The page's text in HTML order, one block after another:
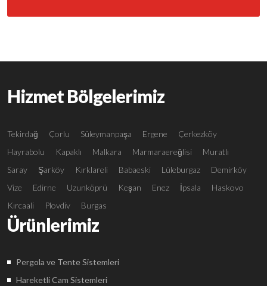
Hizmet Bölgelerimiz
Tekirdağ Çorlu Süleymanpaşa Ergene
Çerkezköy
Hayrabolu
Kapaklı Malkara Marmaraereğlisi
Muratlı
Saray
Şarköy Kırklareli Babaeski Lüleburgaz
Demirköy
Vize
Edirne Uzunköprü Keşan Enez İpsala
Haskovo
Kırcaali
Plovdiv Burgas
Ürünlerimiz
Pergola ve Tente Sistemleri
Hareketli Cam Sistemleri